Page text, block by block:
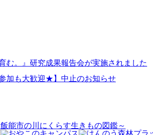
む。』研究成果報告会が実施されました
加も大歓迎★】中止のお知らせ
能市の川にくらす生きもの図鑑～